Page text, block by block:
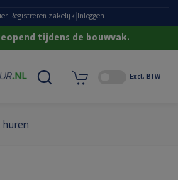
Registreren zakelijk Inloggen
tijdens de bouwvak.
Excl. BTW
huren